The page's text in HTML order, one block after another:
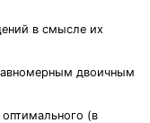
в смысле их
двоичным
(в